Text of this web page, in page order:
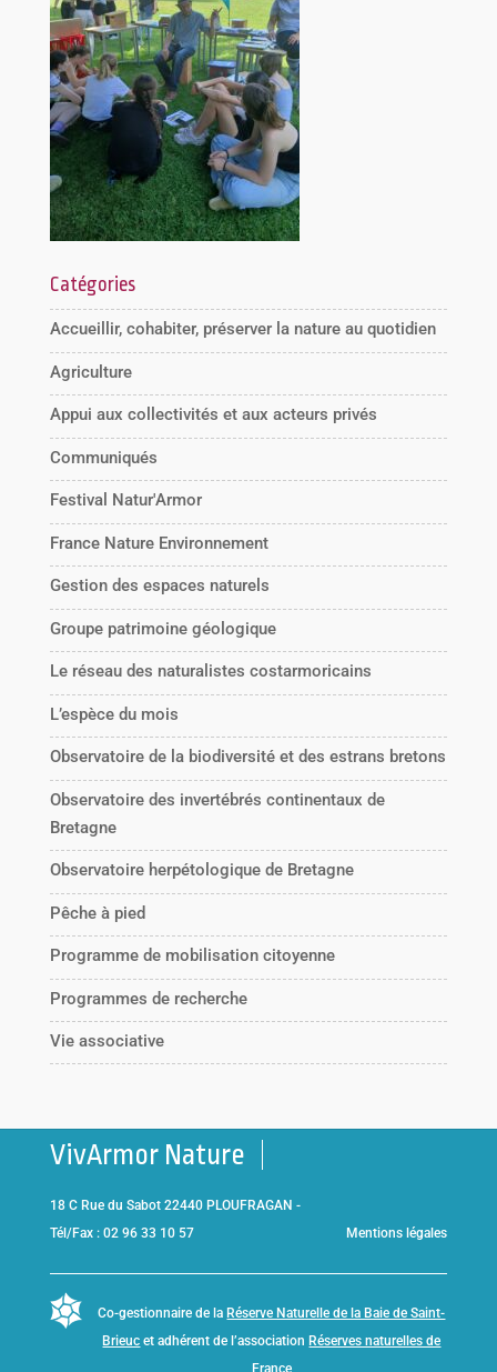
Catégories
Accueillir, cohabiter, préserver la nature au quotidien
Agriculture
Appui aux collectivités et aux acteurs privés
Communiqués
Festival Natur'Armor
France Nature Environnement
Gestion des espaces naturels
Groupe patrimoine géologique
Le réseau des naturalistes costarmoricains
L’espèce du mois
Observatoire de la biodiversité et des estrans bretons
Observatoire des invertébrés continentaux de
Bretagne
Observatoire herpétologique de Bretagne
Pêche à pied
Programme de mobilisation citoyenne
Programmes de recherche
Vie associative
VivArmor Nature
18 C Rue du Sabot 22440 PLOUFRAGAN -
Tél/Fax : 02 96 33 10 57
Mentions légales
Co-gestionnaire de la Réserve Naturelle de la Baie de Saint-
Brieuc et adhérent de l’association Réserves naturelles de